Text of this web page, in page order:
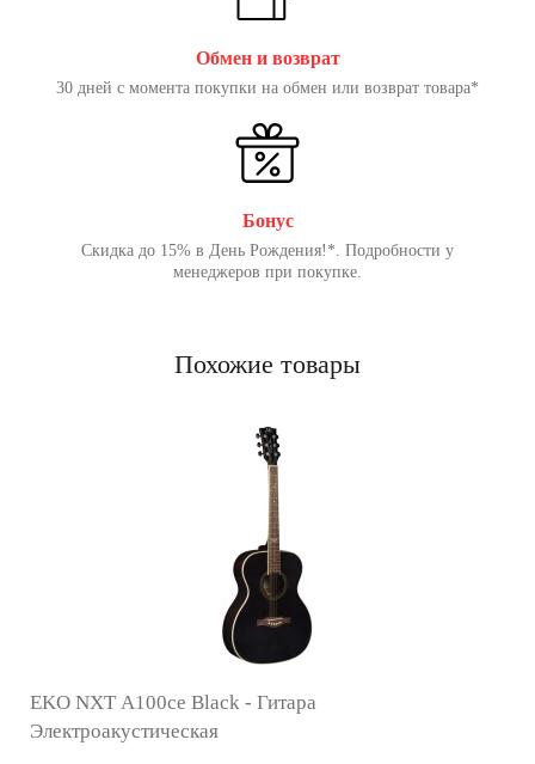
Обмен и возврат
30 дней с момента покупки на обмен или возврат товара*
Бонус
Скидка до 15% в День Рождения!*. Подробности у
менеджеров при покупке.
Похожие товары
EKO NXT A100ce Black - Гитара
Электроакустическая